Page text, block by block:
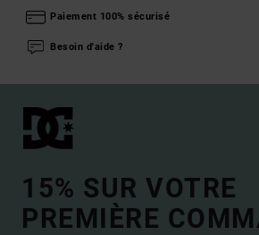
Paiement 100% sécurisé
Besoin d'aide ?
15% SUR VOTRE
PREMIÈRE